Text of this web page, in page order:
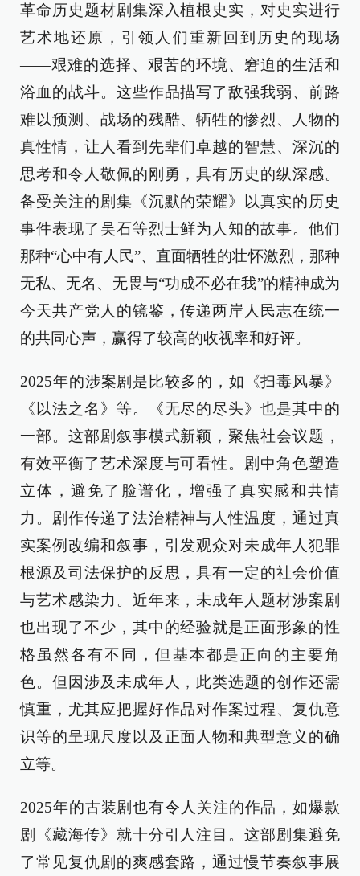
革命历史题材剧集深入植根史实，对史实进行
艺术地还原，引领人们重新回到历史的现场
——艰难的选择、艰苦的环境、窘迫的生活和
浴血的战斗。这些作品描写了敌强我弱、前路
难以预测、战场的残酷、牺牲的惨烈、人物的
真性情，让人看到先辈们卓越的智慧、深沉的
思考和令人敬佩的刚勇，具有历史的纵深感。
备受关注的剧集《沉默的荣耀》以真实的历史
事件表现了吴石等烈士鲜为人知的故事。他们
那种“心中有人民”、直面牺牲的壮怀激烈，那种
无私、无名、无畏与“功成不必在我”的精神成为
今天共产党人的镜鉴，传递两岸人民志在统一
的共同心声，赢得了较高的收视率和好评。
2025年的涉案剧是比较多的，如《扫毒风暴》
《以法之名》等。《无尽的尽头》也是其中的
一部。这部剧叙事模式新颖，聚焦社会议题，
有效平衡了艺术深度与可看性。剧中角色塑造
立体，避免了脸谱化，‌增强了真实感和共情
力。剧作传递了法治精神与人性温度，通过真
实案例改编和叙事，引发观众对未成年人犯罪
根源及司法保护的反思，具有一定的社会价值
与艺术感染力。近年来，未成年人题材涉案剧
也出现了不少，其中的经验就是正面形象的性
格虽然各有不同，但基本都是正向的主要角
色。但因涉及未成年人，此类选题的创作还需
慎重，尤其应把握好作品对作案过程、复仇意
识等的呈现尺度以及正面人物和典型意义的确
立等。
2025年的古装剧也有令人关注的作品，如爆款
剧《藏海传》就十分引人注目。这部剧集避免
了常见复仇剧的爽感套路，通过慢节奏叙事展